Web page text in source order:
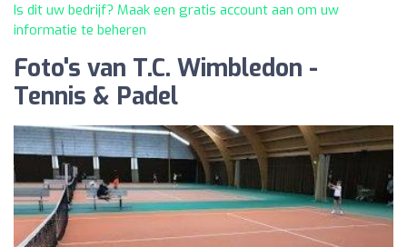
Is dit uw bedrijf? Maak een gratis account aan om uw
informatie te beheren
Foto's van T.C. Wimbledon -
Tennis & Padel